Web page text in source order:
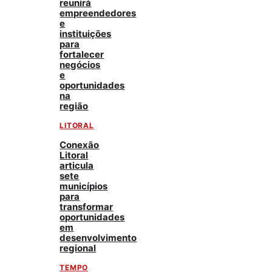
reunirá
empreendedores
e
instituições
para
fortalecer
negócios
e
oportunidades
na
região
LITORAL
Conexão
Litoral
articula
sete
municípios
para
transformar
oportunidades
em
desenvolvimento
regional
TEMPO